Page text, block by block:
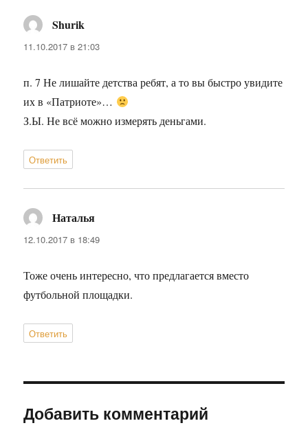
Shurik
11.10.2017 в 21:03
п. 7 Не лишайте детства ребят, а то вы быстро увидите
их в «Патриоте»…
З.Ы. Не всё можно измерять деньгами.
Ответить
Наталья
12.10.2017 в 18:49
Тоже очень интересно, что предлагается вместо
футбольной площадки.
Ответить
Добавить комментарий